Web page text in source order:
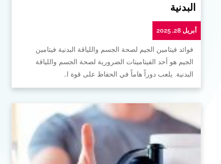
البدنية
أبريل 28, 2025
فوائد فيتامين الجيم لصحة الجسم واللياقة البدنية فيتامين
الجيم هو أحد الفيتامينات الضرورية لصحة الجسم واللياقة
البدنية. يلعب دوراً هاماً في الحفاظ على قوة ا…